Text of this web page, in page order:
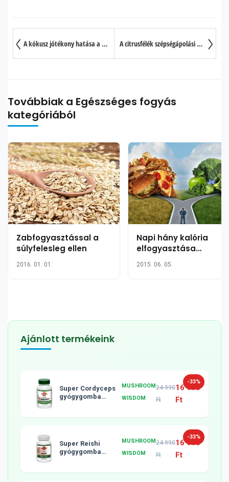
A kókusz jótékony hatása a hajra A citrusfélék szépségápolási hatásai
Továbbiak a Egészséges fogyás
kategóriából
Zabfogyasztással a
súlyfelesleg ellen
2016. 01. 01.
Napi hány kalória
elfogyasztása
2015. 06. 05.
Ajánlott termékeink
-33%
Super Cordyceps
gyógygomba
MUSHROOM
WISDOM
24 990
Ft
16 990
Ft
-33%
Super Reishi
gyógygomba
MUSHROOM
WISDOM
24 990
Ft
16 990
Ft